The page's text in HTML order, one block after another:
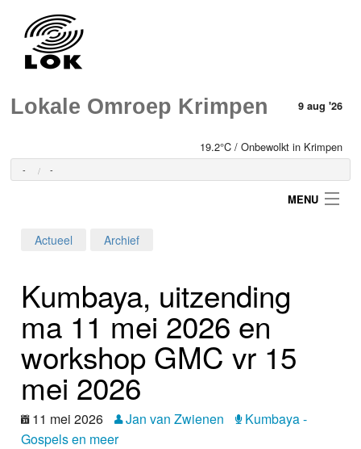
Lokale Omroep Krimpen 9 aug '26
19.2°C / Onbewolkt in Krimpen
- -
MENU
Home
Programma's
Nieuws
Foto's
Actueel Archief
Kumbaya, uitzending
ma 11 mei 2026 en
workshop GMC vr 15
mei 2026
11 mei 2026 Jan van Zwienen
Kumbaya -
Gospels en meer